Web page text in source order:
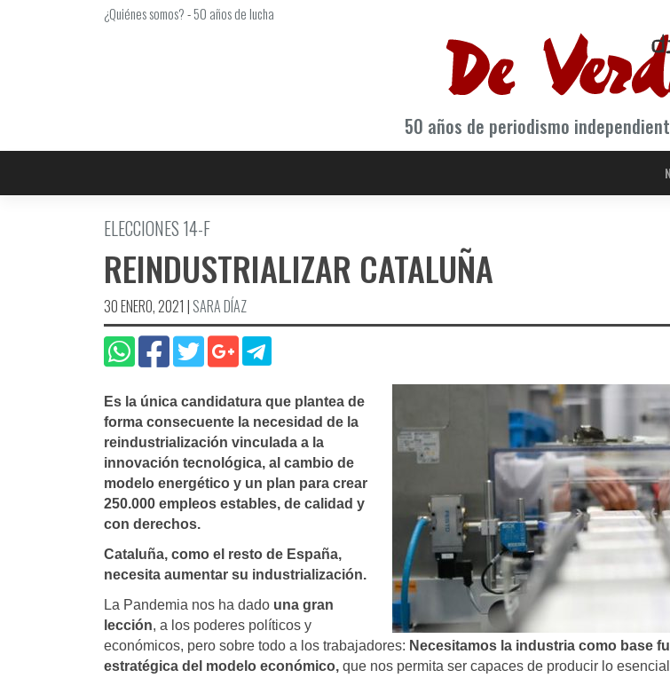
¿Quiénes somos?-50 años de lucha
50 años de periodismo
ELECCIONES 14-F
REINDUSTRIALIZAR CATALUÑA
30 ENERO, 2021 | SARA DÍAZ
Es la única candidatura que plantea de
forma consecuente la necesidad de la
reindustrialización vinculada a la
innovación tecnológica, al cambio de
modelo energético y un plan para crear
250.000 empleos estables, de calidad y
con derechos.
Cataluña, como el resto de España,
necesita aumentar su industrialización.
La Pandemia nos ha dado una gran
lección, a los poderes políticos y
económicos, pero sobre todo a los trabajadores: Necesitamos la industria como base
estratégica del modelo económico, que nos permita ser capaces de producir lo